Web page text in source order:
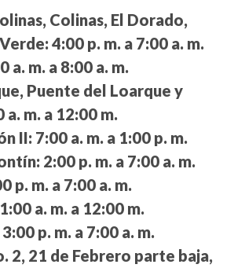
Colinas, El Dorado,
4:00 p. m. a 7:00 a. m.
a. m. a 8:00 a. m.
Puente del Loarque y
a. m. a 12:00 m.
II: 7:00 a. m. a 1:00 p. m.
2:00 p. m. a 7:00 a. m.
p. m. a 7:00 a. m.
a. m. a 12:00 m.
3:00 p. m. a 7:00 a. m.
2, 21 de Febrero parte baja,